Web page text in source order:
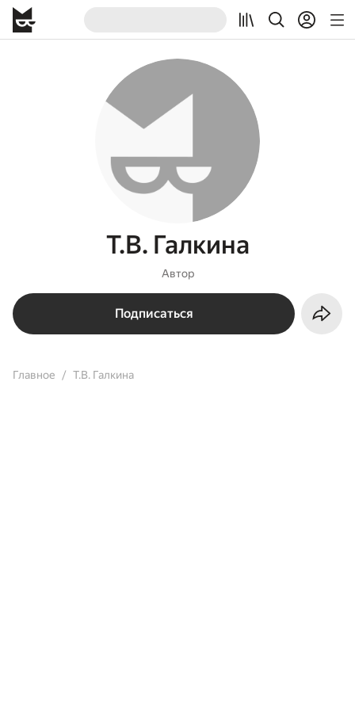
Т.В. Галкина
Автор
Подписаться
Главное Т.В. Галкина